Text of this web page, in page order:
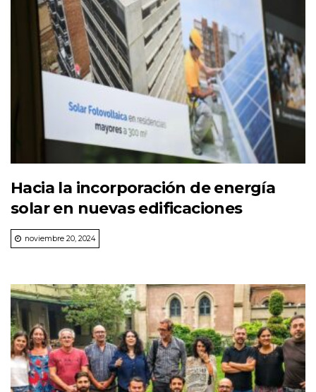
Hacia la incorporación de energía
solar en nuevas edificaciones
noviembre 20, 2024